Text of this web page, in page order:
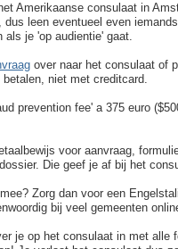
Amerikaanse consulaat in
leen eventueel even
als je 'op audientie' gaat.
over naar het consulaat of
niet met creditcard.
prevention fee' a 375 euro
voor aanvraag,
Die geef je af bij het
Zorg dan voor een
bij veel gemeenten
je op het consulaat in met